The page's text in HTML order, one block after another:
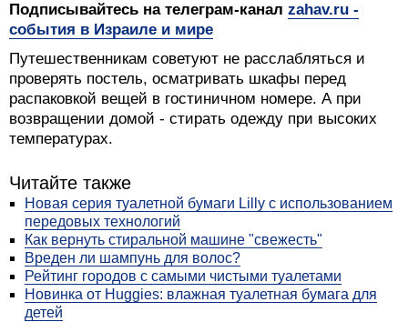
Подписывайтесь на телеграм-канал zahav.ru -
события в Израиле и мире
Путешественникам советуют не расслабляться и
проверять постель, осматривать шкафы перед
распаковкой вещей в гостиничном номере. А при
возвращении домой - стирать одежду при высоких
температурах.
Читайте также
Новая серия туалетной бумаги Lilly с использованием
передовых технологий
Как вернуть стиральной машине "свежесть"
Вреден ли шампунь для волос?
Рейтинг городов с самыми чистыми туалетами
Новинка от Huggies: влажная туалетная бумага для
детей